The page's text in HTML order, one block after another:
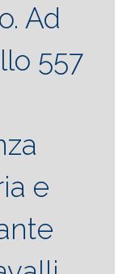
Ad
557
e